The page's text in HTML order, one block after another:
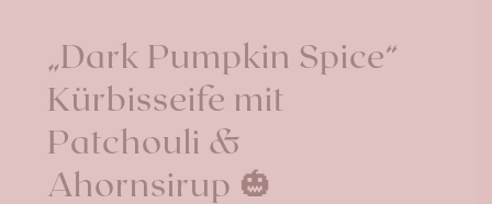
„Dark Pumpkin Spice“
Kürbisseife mit
Patchouli &
Ahornsirup 🎃